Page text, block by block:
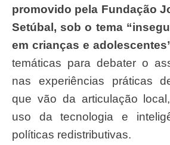
promovido pela Fundação
Setúbal, sob o tema
em crianças e
temáticas para debater o
nas experiências práticas
que vão da articulação
uso da tecnologia e
políticas redistributivas.